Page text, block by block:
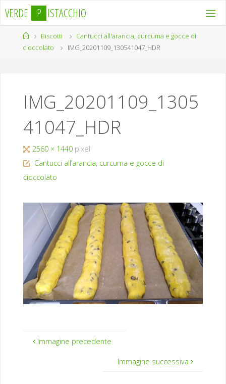
contenuto
VERDE P ISTACCHIO
HomeBiscotti
Cantucci all'arancia, curcuma e gocce di
cioccolato
IMG_20201109_130541047_HDR
IMG_20201109_1305
41047_HDR
Tutta
larghezza
2560 × 1440 pixel
Cantucci all’arancia, curcuma e gocce di
cioccolato
Immagine precedente
Immagine successiva